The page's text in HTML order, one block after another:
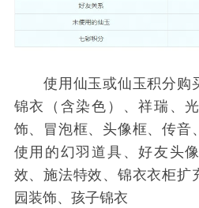
使用仙玉或仙玉积分购
锦衣（含染色）、祥瑞、
饰、冒泡框、头像框、传音
使用的幻羽道具、好友头
效、施法特效、锦衣衣柜扩
园装饰、孩子锦衣